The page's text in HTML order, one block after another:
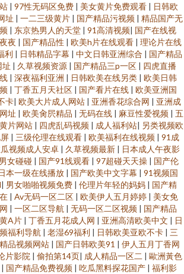
| 97性无码区免费 | 美女黄片免费观看 | 日韩欧
址 | 一二三级黄片 | 国产精品污视频 | 精品国产无
| 东京热男人的天堂 | 91高清视频| 国产在线视
夜 | 国产精品性 | 欧美h片在线观看 | 理论片在线
利 | 日韩精品字幕 | 中文日韩亚洲综合 | 国产精品
址 | 久草视频资源 | 国产精品三p一区 | 四虎直播
| 深夜福利亚洲 | 日韩欧美在线另类 | 欧美日韩
| 丁香五月天社区 | 国产看片在线 | 欧美亚洲国
卡| 欧美大片成人网站 | 亚洲香花综合网 | 亚洲成
址 | 欧美肏屄精品 | 无码在线 | 麻豆性爱视频 | 五
片网站 | 四虎乱码视频 | 成人福利站| 另类视频欧
| 三级伦理在线观看 | 欧美福利在线视频 | 91成
视频成人安卓 | 久草视频最新 | 日本成人午夜影
女碰碰 | 国产91线观看 | 97超碰天天操 | 国产伦
本一级在线播放 | 国产欧美中文字幕 | 91视频国
| 男女啪啪视频免费 | 伦理片年轻的妈妈 | 国产精
| Av无码一区二区 | 欧美伊人五月婷婷 | 美女免
| 一区二区导航 | 无码一区二区视频 | 国产精品
A片 | 丁香五月花成人网 | 亚洲高清欧美中文 | 日
福利导航 | 老湿69福利 | 日韩欧美亚欧不卡 | 三
品视频网站 | 国产日韩欧美91 | 伊人五月丁香网
片影院 | 偷拍第14页| 成人精品一区二 | 歐洲黃色
| 国产精品免费视频 | 吃瓜黑料探花国产 | 福利影